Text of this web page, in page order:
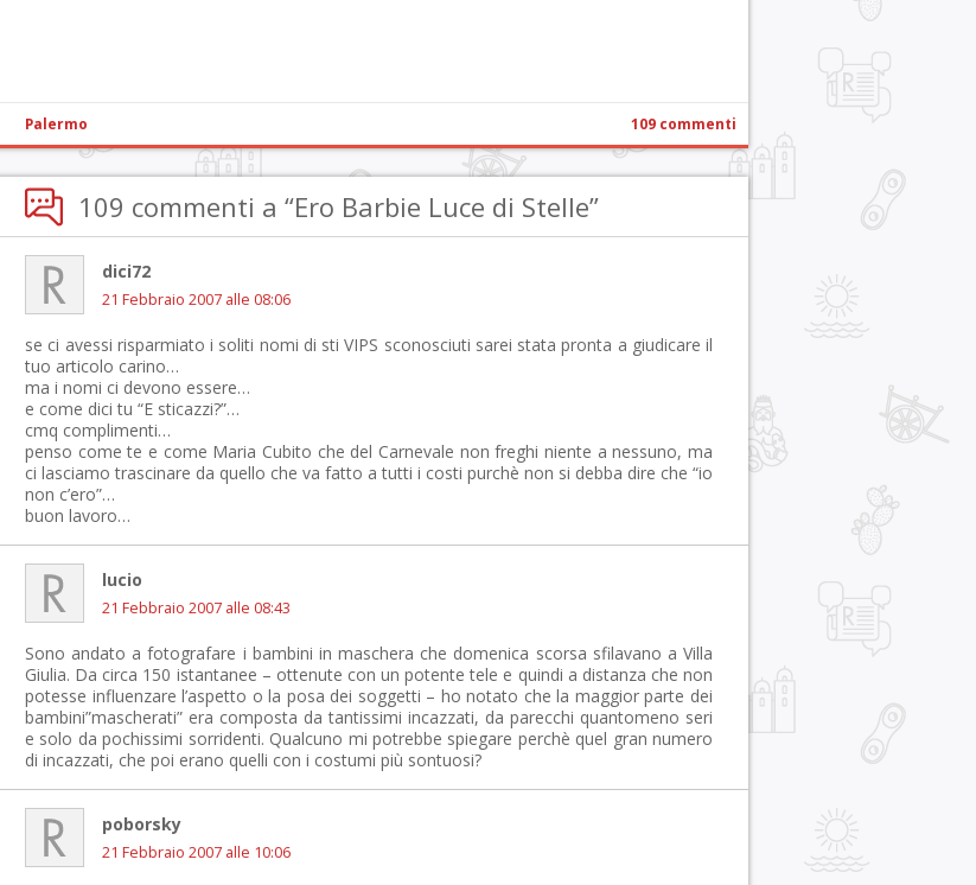
Palermo 109 commenti
109 commenti a “Ero Barbie Luce di Stelle”
dici72
21 Febbraio 2007 alle 08:06
se ci avessi risparmiato i soliti nomi di sti VIPS sconosciuti sarei stata pronta a giudicare il
tuo articolo carino…
ma i nomi ci devono essere…
e come dici tu “E sticazzi?”…
cmq complimenti…
penso come te e come Maria Cubito che del Carnevale non freghi niente a nessuno, ma
ci lasciamo trascinare da quello che va fatto a tutti i costi purchè non si debba dire che “io
non c’ero”…
buon lavoro…
lucio
21 Febbraio 2007 alle 08:43
Sono andato a fotografare i bambini in maschera che domenica scorsa sfilavano a Villa
Giulia. Da circa 150 istantanee – ottenute con un potente tele e quindi a distanza che non
potesse influenzare l’aspetto o la posa dei soggetti – ho notato che la maggior parte dei
bambini”mascherati” era composta da tantissimi incazzati, da parecchi quantomeno seri
e solo da pochissimi sorridenti. Qualcuno mi potrebbe spiegare perchè quel gran numero
di incazzati, che poi erano quelli con i costumi più sontuosi?
poborsky
21 Febbraio 2007 alle 10:06